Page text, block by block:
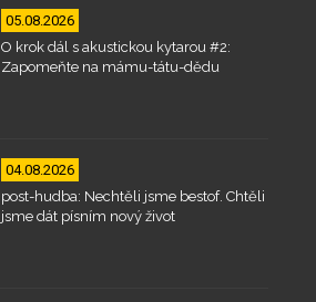
05.08.2026
O krok dál s akustickou kytarou #2:
Zapomeňte na mámu-tátu-dědu
04.08.2026
post-hudba: Nechtěli jsme bestof. Chtěli
jsme dát písním nový život